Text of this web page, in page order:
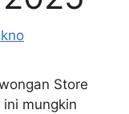
Store
mungkin